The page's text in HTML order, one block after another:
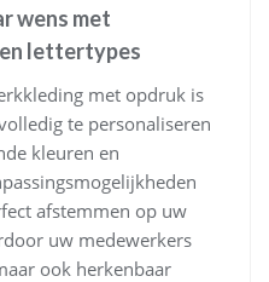
wens met
lettertypes
met opdruk is
te personaliseren
kleuren en
afstemmen op uw
uw medewerkers
ook herkenbaar